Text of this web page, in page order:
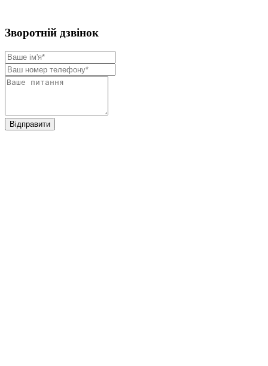
Зворотнiй дзвiнок